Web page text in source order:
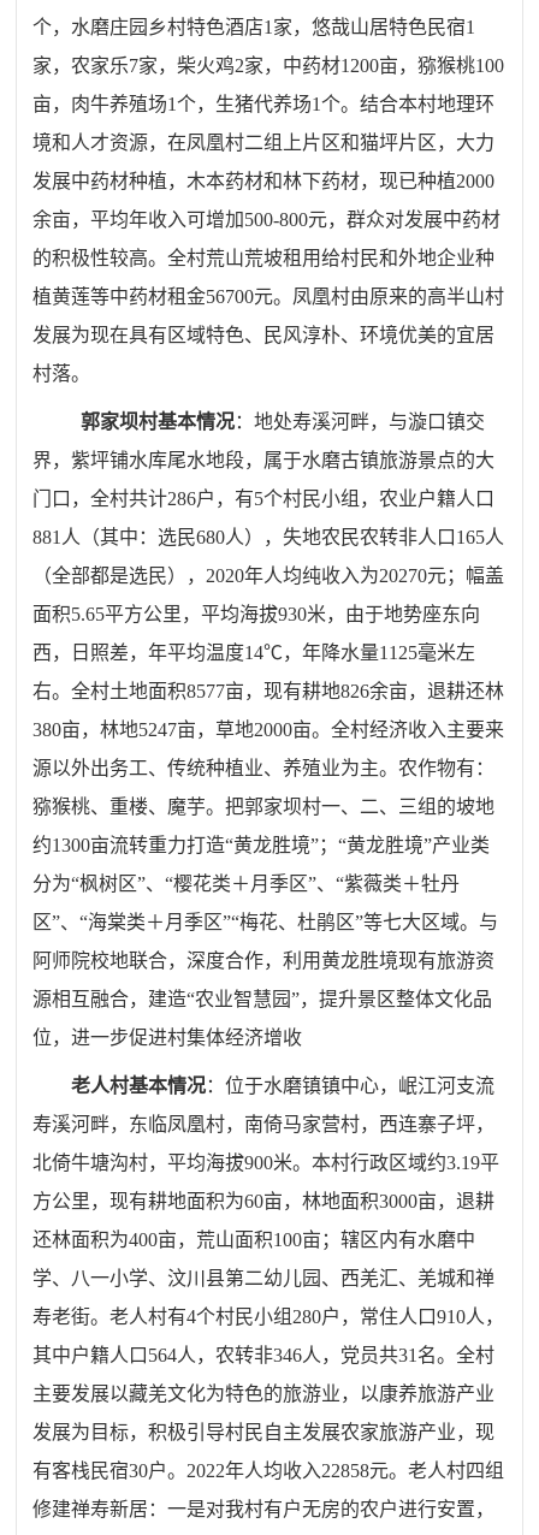
个，水磨庄园乡村特色酒店1家，悠哉山居特色民宿1
家，农家乐7家，柴火鸡2家，中药材1200亩，猕猴桃100
亩，肉牛养殖场1个，生猪代养场1个。结合本村地理环
境和人才资源，在凤凰村二组上片区和猫坪片区，大力
发展中药材种植，木本药材和林下药材，现已种植2000
余亩，平均年收入可增加500-800元，群众对发展中药材
的积极性较高。全村荒山荒坡租用给村民和外地企业种
植黄莲等中药材租金56700元。 凤凰村由原来的高半山村
发展为现在具有区域特色、民风淳朴、环境优美的宜居
村落。
郭家坝村基本情况：地处寿溪河畔，与漩口镇交
界，紫坪铺水库尾水地段，属于水磨古镇旅游景点的大
门口，全村共计286户，有5个村民小组，农业户籍人口
881人（其中：选民680人），失地农民农转非人口165人
（全部都是选民），2020年人均纯收入为20270元；幅盖
面积5.65平方公里，平均海拔930米，由于地势座东向
西，日照差，年平均温度14℃，年降水量1125毫米左
右。全村土地面积8577亩，现有耕地826余亩，退耕还林
380亩，林地5247亩，草地2000亩。全村经济收入主要来
源以外出务工、传统种植业、养殖业为主。农作物有：
猕猴桃、重楼、魔芋。把郭家坝村一、二、三组的坡地
约1300亩流转重力打造“黄龙胜境”；“黄龙胜境”产业类
分为“枫树区”、“樱花类＋月季区”、“紫薇类＋牡丹
区”、“海棠类＋月季区”“梅花、杜鹃区”等七大区域。与
阿师院校地联合，深度合作，利用黄龙胜境现有旅游资
源相互融合，建造“农业智慧园”，提升景区整体文化品
位，进一步促进村集体经济增收
老人村基本情况：位于水磨镇镇中心，岷江河支流
寿溪河畔，东临凤凰村，南倚马家营村，西连寨子坪，
北倚牛塘沟村，平均海拔900米。本村行政区域约3.19平
方公里，现有耕地面积为60亩，林地面积3000亩，退耕
还林面积为400亩，荒山面积100亩；辖区内有水磨中
学、八一小学、汶川县第二幼儿园、西羌汇、羌城和禅
寿老街。老人村有4个村民小组280户，常住人口910人，
其中户籍人口564人，农转非346人，党员共31名。全村
主要发展以藏羌文化为特色的旅游业，以康养旅游产业
发展为目标，积极引导村民自主发展农家旅游产业，现
有客栈民宿30户。2022年人均收入22858元。老人村四组
修建禅寿新居：一是对我村有户无房的农户进行安置，